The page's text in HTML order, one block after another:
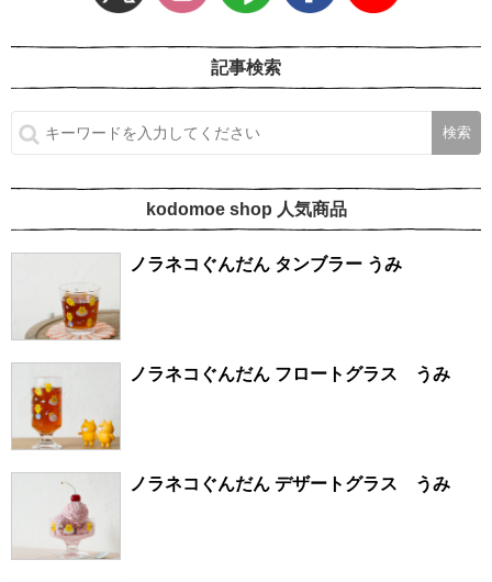
記事検索
kodomoe shop 人気商品
ノラネコぐんだん タンブラー うみ
ノラネコぐんだん フロートグラス うみ
ノラネコぐんだん デザートグラス うみ